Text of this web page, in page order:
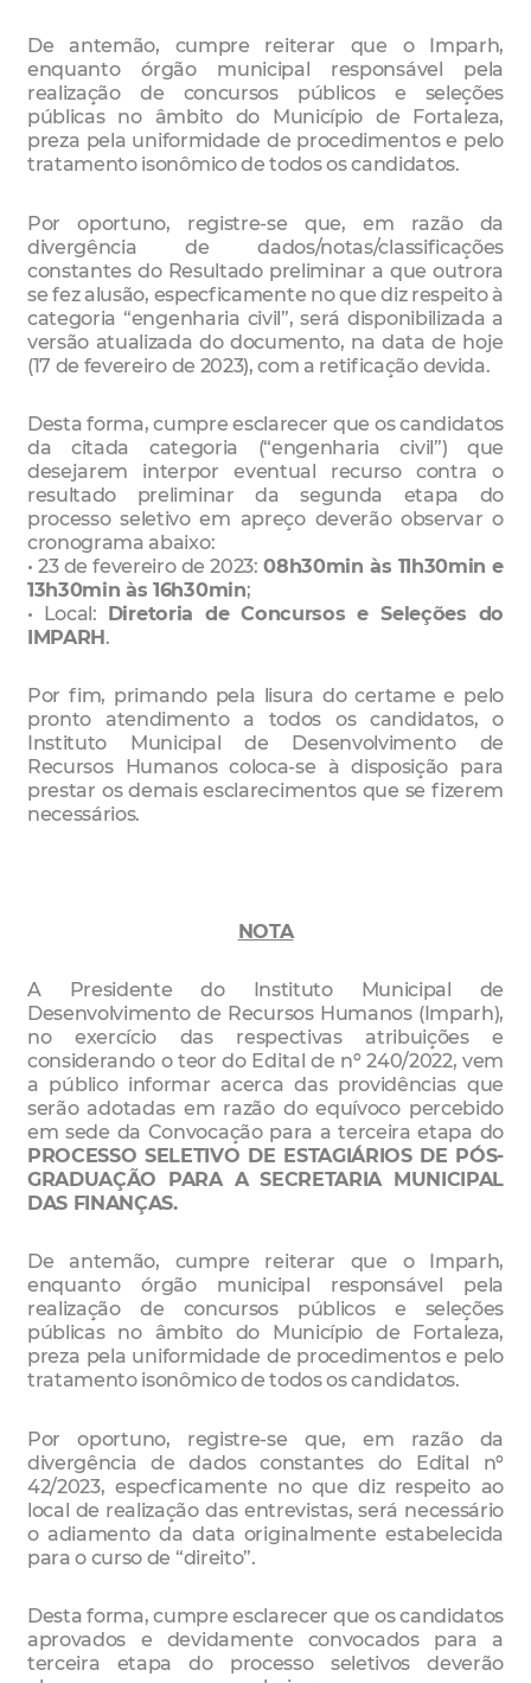
De antemão, cumpre reiterar que o Imparh,
enquanto órgão municipal responsável pela
realização de concursos públicos e seleções
públicas no âmbito do Município de Fortaleza,
preza pela uniformidade de procedimentos e pelo
tratamento isonômico de todos os candidatos.
Por oportuno, registre-se que, em razão da
divergência de dados/notas/classificações
constantes do Resultado preliminar a que outrora
se fez alusão, especficamente no que diz respeito à
categoria “engenharia civil”, será disponibilizada a
versão atualizada do documento, na data de hoje
(17 de fevereiro de 2023), com a retificação devida.
Desta forma, cumpre esclarecer que os candidatos
da citada categoria (“engenharia civil”) que
desejarem interpor eventual recurso contra o
resultado preliminar da segunda etapa do
processo seletivo em apreço deverão observar o
cronograma abaixo:
• 23 de fevereiro de 2023:08h30min às 11h30min e
13h30min às 16h30min;
• Local: Diretoria de Concursos e Seleções do
IMPARH.
Por fim, primando pela lisura do certame e pelo
pronto atendimento a todos os candidatos, o
Instituto Municipal de Desenvolvimento de
Recursos Humanos coloca-se à disposição para
prestar os demais esclarecimentos que se fizerem
necessários.
NOTA
A Presidente do Instituto Municipal de
Desenvolvimento de Recursos Humanos (Imparh),
no exercício das respectivas atribuições e
considerando o teor do Edital de nº 240/2022, vem
a público informar acerca das providências que
serão adotadas em razão do equívoco percebido
em sede da Convocação para a terceira etapa do
PROCESSO SELETIVO DE ESTAGIÁRIOS DE PÓS-
GRADUAÇÃO PARA A SECRETARIA MUNICIPAL
DAS FINANÇAS.
De antemão, cumpre reiterar que o Imparh,
enquanto órgão municipal responsável pela
realização de concursos públicos e seleções
públicas no âmbito do Município de Fortaleza,
preza pela uniformidade de procedimentos e pelo
tratamento isonômico de todos os candidatos.
Por oportuno, registre-se que, em razão da
divergência de dados constantes do Edital nº
42/2023, especficamente no que diz respeito ao
local de realização das entrevistas, será necessário
o adiamento da data originalmente estabelecida
para o curso de “direito”.
Desta forma, cumpre esclarecer que os candidatos
aprovados e devidamente convocados para a
terceira etapa do processo seletivos deverão